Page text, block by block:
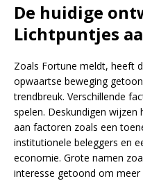
De huidige
Lichtpuntjes
Zoals Fortune meldt, heeft
opwaartse beweging
trendbreuk. Verschillende
spelen. Deskundigen
aan factoren zoals een
institutionele beleggers en
economie. Grote namen
interesse getoond om